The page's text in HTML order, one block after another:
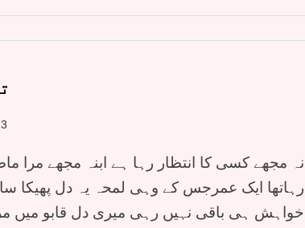
نہ مجھے کسی کا انتظار رہا ہے ابنہ مجھے مرا
رہاتھا ایک عمرجس کے وہی لمحہ یہ دل پھیکا
خواہش ہی باقی نہیں رہی میری دل قابو میں